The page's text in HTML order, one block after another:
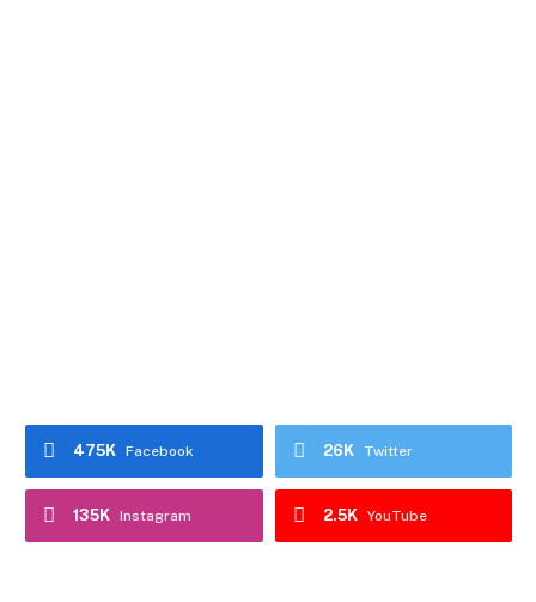
Facebook
475K Twitter
26K
Instagram
135K YouTube
2.5K